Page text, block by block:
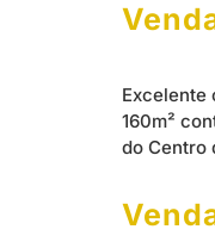
Excelente
160m²
do Centro